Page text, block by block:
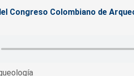
Congreso Colombiano de